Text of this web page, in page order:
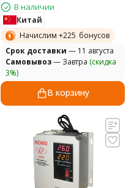
В наличии
Китай
Начислим +225 бонусов
Cрок доставки — 11 августа
Самовывоз— Завтра (скидка
3%)
В корзину